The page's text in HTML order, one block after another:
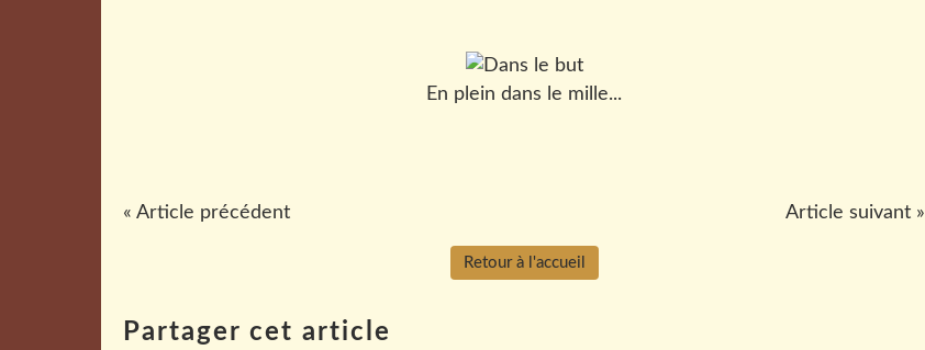
En plein dans le mille...
« Article précédent Article suivant »
Retour à l'accueil
Partager cet article